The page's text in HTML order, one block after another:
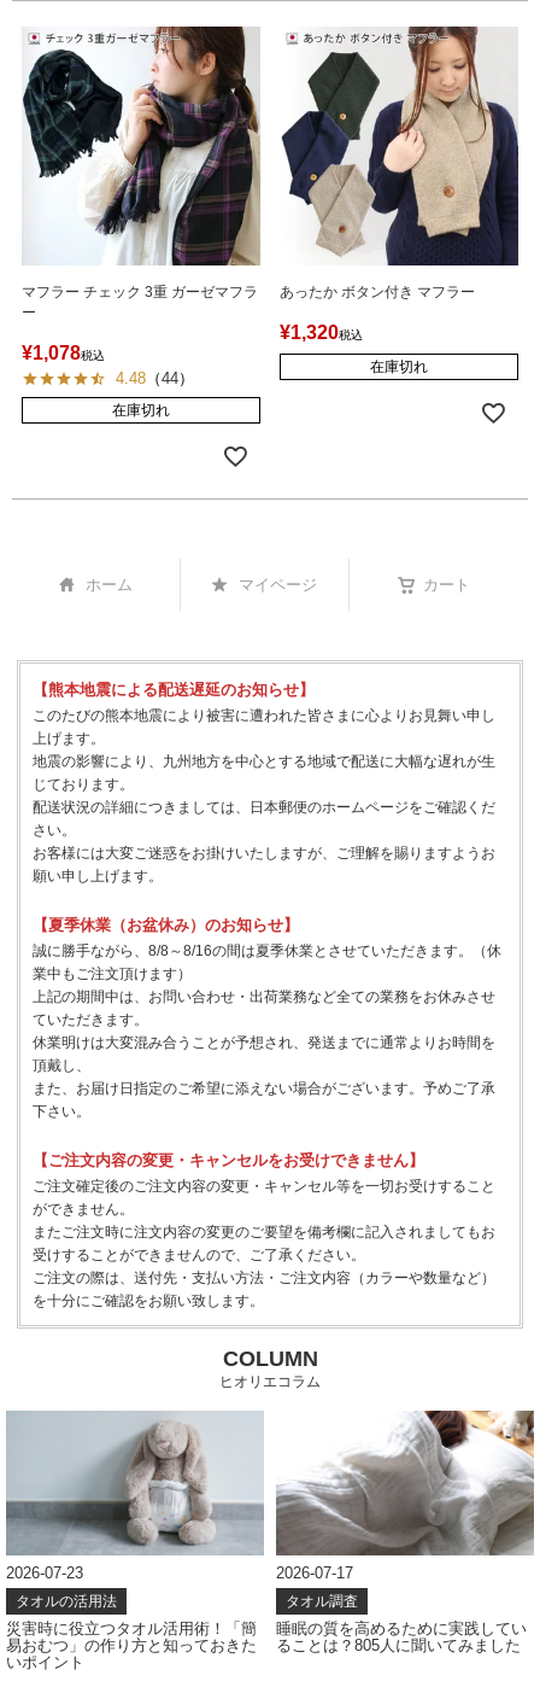
マフラー チェック 3重 ガーゼマフラ
ー
¥1,078税込
4.48 （44）
在庫切れ
あったか ボタン付き マフラー
¥1,320税込
在庫切れ
ホーム マイページ カート
【熊本地震による配送遅延のお知らせ】
このたびの熊本地震により被害に遭われた皆さまに心よりお見舞い申し
上げます。
地震の影響により、九州地方を中心とする地域で配送に大幅な遅れが生
じております。
配送状況の詳細につきましては、日本郵便のホームページをご確認くだ
さい。
お客様には大変ご迷惑をお掛けいたしますが、ご理解を賜りますようお
願い申し上げます。
【夏季休業（お盆休み）のお知らせ】
誠に勝手ながら、8/8～8/16の間は夏季休業とさせていただきます。（休
業中もご注文頂けます）
上記の期間中は、お問い合わせ・出荷業務など全ての業務をお休みさせ
ていただきます。
休業明けは大変混み合うことが予想され、発送までに通常よりお時間を
頂戴し、
また、お届け日指定のご希望に添えない場合がございます。予めご了承
下さい。
【ご注文内容の変更・キャンセルをお受けできません】
ご注文確定後のご注文内容の変更・キャンセル等を一切お受けすること
ができません。
またご注文時に注文内容の変更のご要望を備考欄に記入されましてもお
受けすることができませんので、ご了承ください。
ご注文の際は、送付先・支払い方法・ご注文内容（カラーや数量など）
を十分にご確認をお願い致します。
COLUMN
ヒオリエコラム
2026-07-23
タオルの活用法
災害時に役立つタオル活用術！「簡
易おむつ」の作り方と知っておきた
いポイント
2026-07-17
タオル調査
睡眠の質を高めるために実践してい
ることは？805人に聞いてみました